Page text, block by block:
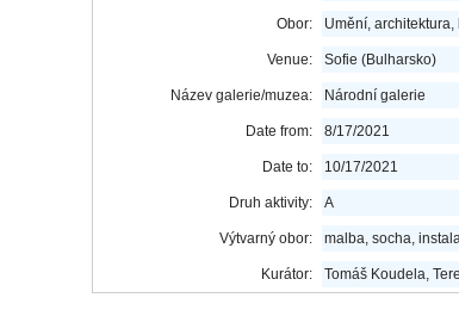
Obor: Umění,
Venue: Sofie (Bulharsko)
Název galerie/muzea: Národní galerie
Date from: 8/17/2021
Date to: 10/17/2021
Druh aktivity: A
Výtvarný obor: malba, socha,
Kurátor: Tomáš Koudela,